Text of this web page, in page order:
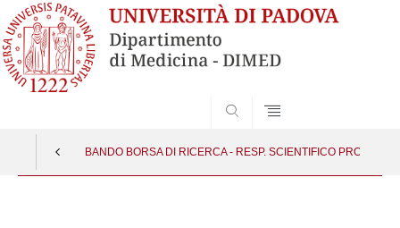
BANDO BORSA DI RICERCA - RESP. SCIENTIFICO PROF.